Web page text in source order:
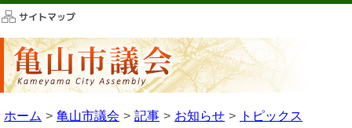
ホーム 亀山市議会 記事 お知らせ トピックス